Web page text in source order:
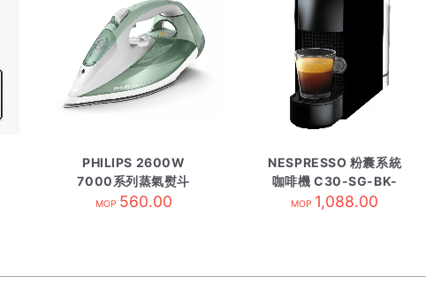
PHILIPS 2600W
7000系列蒸氣熨斗
DST7012/70 淺綠色
MOP 560.00
NESPRESSO 粉囊系統
咖啡機 C30-SG-BK-
NE/2黑
MOP 1,088.00